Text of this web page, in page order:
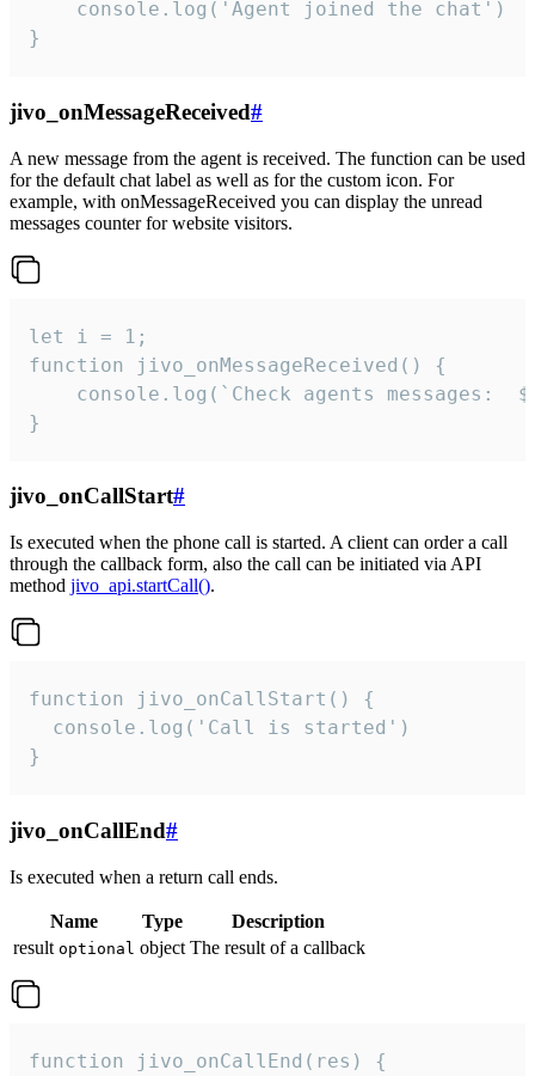
}
jivo_onMessageReceived#
A new message from the agent is received. The function can be used
for the default chat label as well as for the custom icon. For
example, with onMessageReceived you can display the unread
messages counter for website visitors.
let i = 1;
function jivo_onMessageReceived() {
}
jivo_onCallStart#
Is executed when the phone call is started. A client can order a call
through the callback form, also the call can be initiated via API
method jivo_api.startCall().
function jivo_onCallStart() {
  console.log('Call is started')
}
jivo_onCallEnd#
Is executed when a return call ends.
Name Type
Description
result optional object The result of a callback
function jivo_onCallEnd(res) {